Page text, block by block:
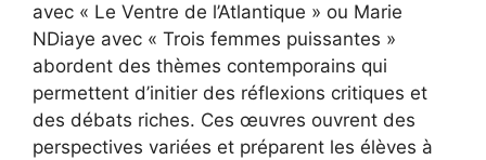
avec « Le Ventre de l’Atlantique » ou Marie
NDiaye avec « Trois femmes puissantes »
abordent des thèmes contemporains qui
permettent d’initier des réflexions critiques et
des débats riches. Ces œuvres ouvrent des
perspectives variées et préparent les élèves à